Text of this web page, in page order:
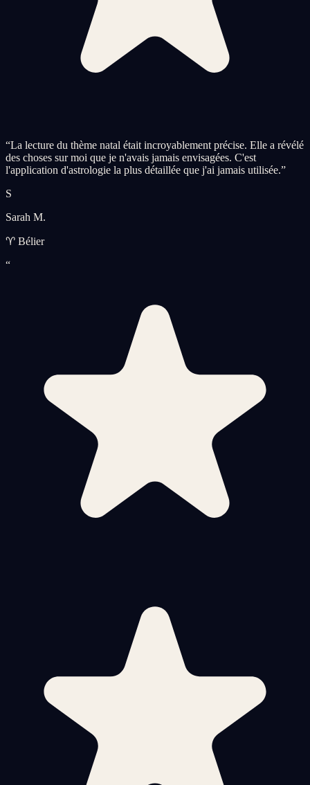
“La lecture du thème natal était incroyablement précise. Elle a révélé
des choses sur moi que je n'avais jamais envisagées. C'est
l'application d'astrologie la plus détaillée que j'ai jamais utilisée.”
S
Sarah M.
♈ Bélier
“